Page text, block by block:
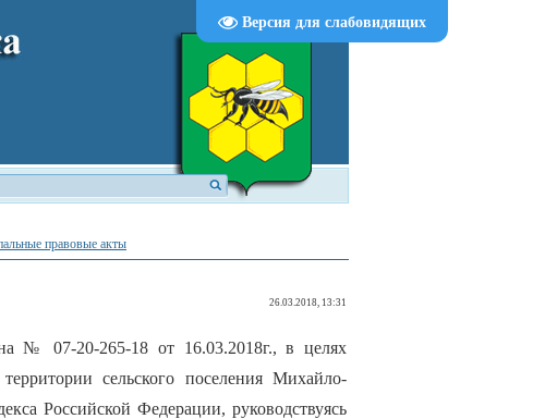
Версия для слабовидящих
правовые акты
26.03.2018, 13:31
№ 07-20-265-18 от 16.03.2018г., в целях
сельского поселения Михайло-
Российской Федерации, руководствуясь